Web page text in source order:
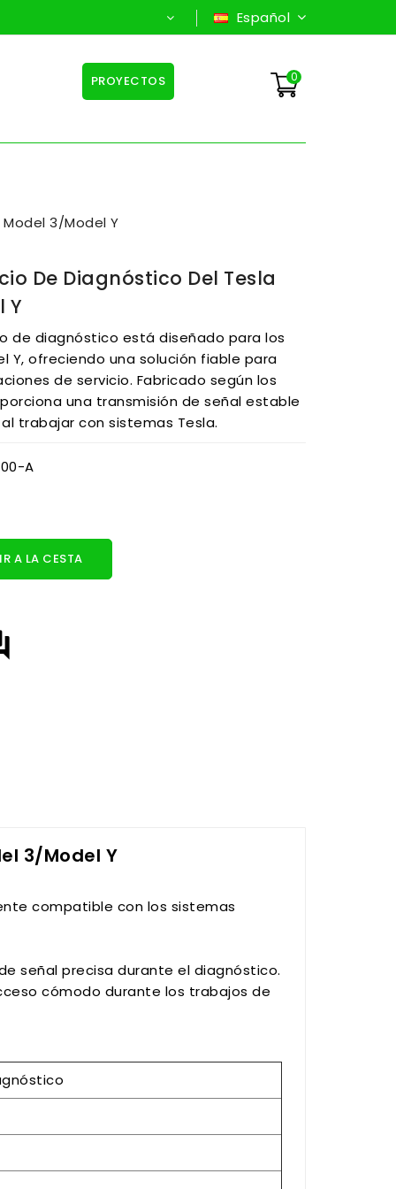
Español
0
PROYECTOS
3/Model Y
De Diagnóstico Del Tesla
Y
de diagnóstico está diseñado para los
Y, ofreciendo una solución fiable para
de servicio. Fabricado según los
una transmisión de señal estable
trabajar con sistemas Tesla.
A
A LA CESTA
3/Model Y
compatible con los sistemas
señal precisa durante el diagnóstico.
cómodo durante los trabajos de